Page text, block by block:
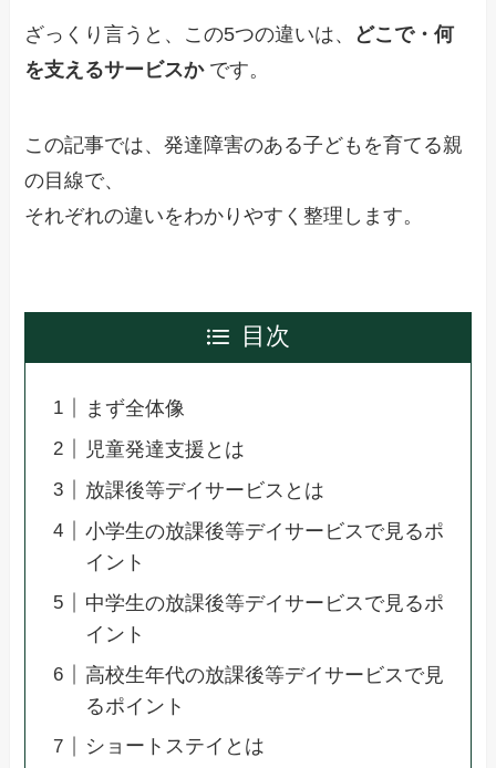
ざっくり言うと、この5つの違いは、
どこで・何
を支えるサービスかです。
この記事では、発達障害のある子どもを育てる親
の目線で、
それぞれの違いをわかりやすく整理します。
目次
まず全体像
児童発達支援とは
放課後等デイサービスとは
小学生の放課後等デイサービスで見るポ
イント
中学生の放課後等デイサービスで見るポ
イント
高校生年代の放課後等デイサービスで見
るポイント
ショートステイとは